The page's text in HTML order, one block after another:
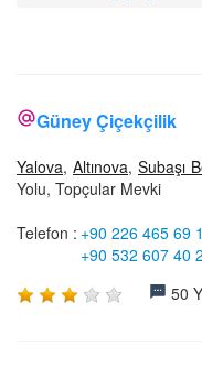
Güney Çiçekçilik
Yalova, Altınova, Subaşı
Yolu, Topçular Mevki
Telefon : +90 226 465 69
+90 532 607 40
50